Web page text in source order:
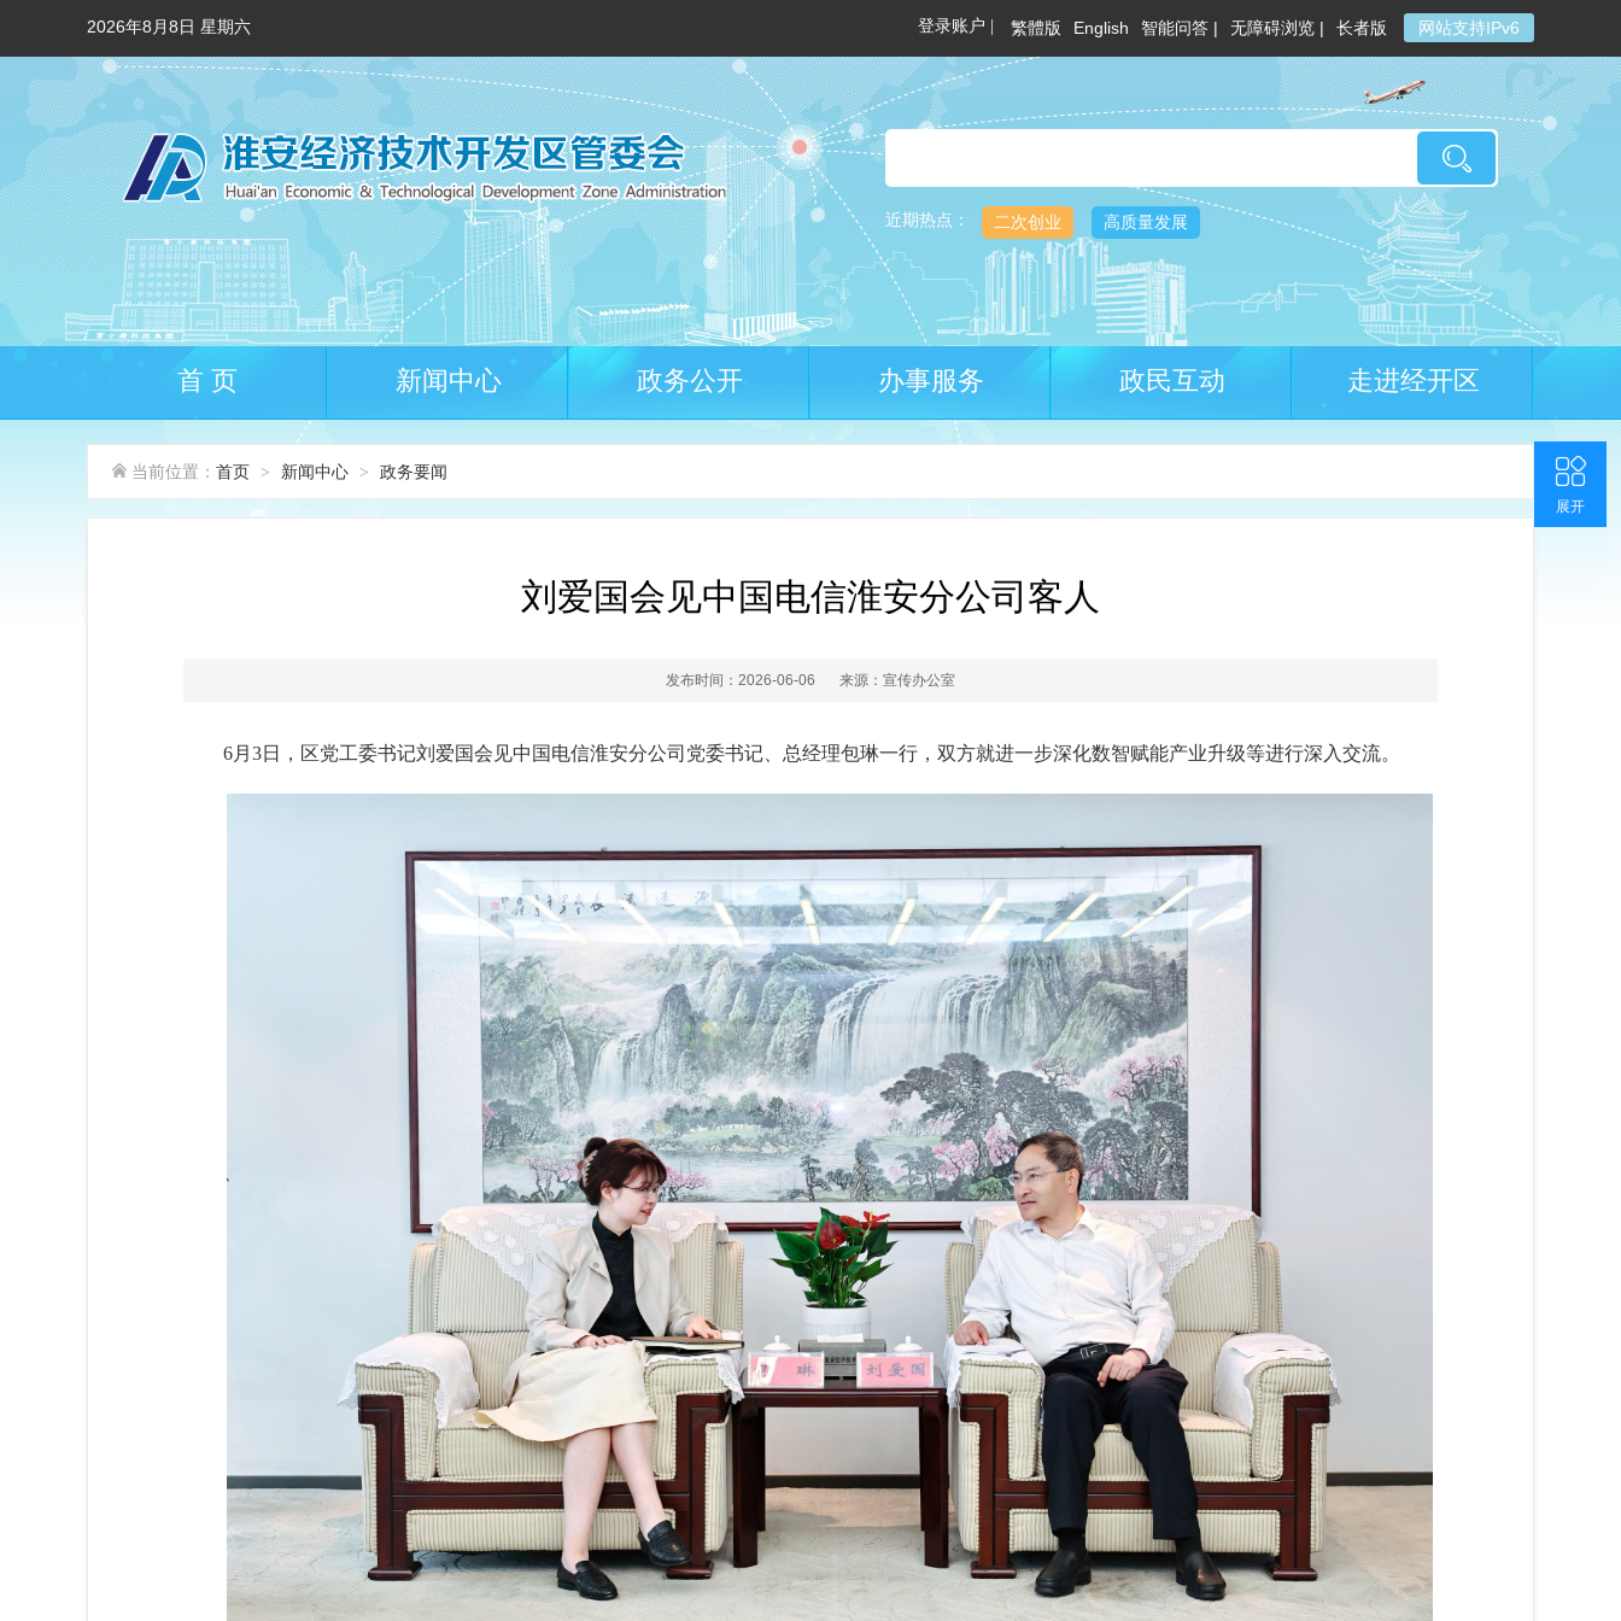
2026年8月8日 星期六 繁體版 English 智能问答 | 无障碍浏览 | 长者版 网站支持IPv6
近期热点： 二次创业 高质量发展
首 页 新闻中心 政务公开 办事服务 政民互动 走进经开区
当前位置： 首页 > 新闻中心 > 政务要闻
刘爱国会见中国电信淮安分公司客人
发布时间：2026-06-06 来源：宣传办公室
6月3日，区党工委书记刘爱国会见中国电信淮安分公司党委书记、总经理包琳一行，双方就进一步深化数智赋能产业升级等进行深入交流。
联系我们
官方微博
返回顶部
收起
展开